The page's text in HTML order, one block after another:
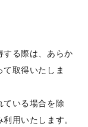
る際は、あらか
取得いたしま
ている場合を除
用いたします。